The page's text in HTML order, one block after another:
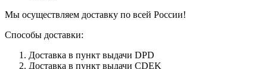
Мы осуществляем доставку по всей России!
Способы доставки:
Доставка в пункт выдачи DPD
Доставка в пункт выдачи CDEK